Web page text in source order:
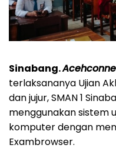
Sinabang.
terlaksananya Ujian
dan jujur, SMAN 1
menggunakan sistem
komputer dengan
Exambrowser.